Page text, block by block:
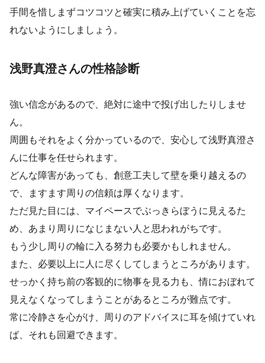
手間を惜しまずコツコツと確実に積み上げていくことを忘
れないようにしましょう。
浅野真澄さんの性格診断
強い信念があるので、絶対に途中で投げ出したりしませ
ん。
周囲もそれをよく分かっているので、安心して浅野真澄さ
んに仕事を任せられます。
どんな障害があっても、創意工夫して壁を乗り越えるの
で、ますます周りの信頼は厚くなります。
ただ見た目には、マイペースでぶっきらぼうに見えるた
め、あまり周りになじまない人と思われがちです。
もう少し周りの輪に入る努力も必要かもしれません。
また、必要以上に人に尽くしてしまうところがあります。
せっかく持ち前の客観的に物事を見る力も、情におぼれて
見えなくなってしまうことがあるところが難点です。
常に冷静さを心がけ、周りのアドバイスに耳を傾けていれ
ば、それも回避できます。